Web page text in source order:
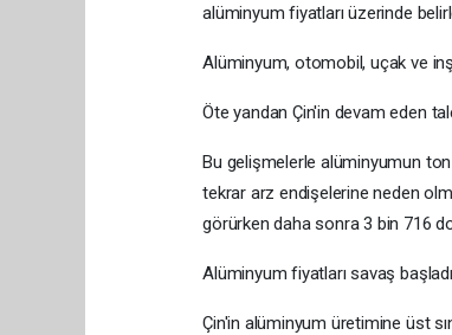
alüminyum fiyatları üzerinde
Alüminyum, otomobil, uçak ve
Öte yandan Çin'in devam eden
Bu gelişmelerle alüminyumun ton
tekrar arz endişelerine neden
görürken daha sonra 3 bin 716
Alüminyum fiyatları savaş
Çin'in alüminyum üretimine üst